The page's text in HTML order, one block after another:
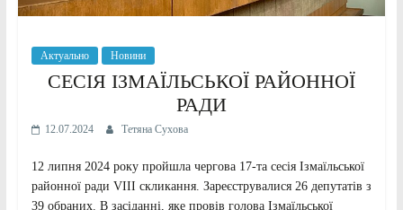
Актуально Новини
СЕСІЯ ІЗМАЇЛЬСЬКОЇ РАЙОННОЇ
РАДИ
12.07.2024 Тетяна Сухова
12 липня 2024 року пройшла чергова 17-та сесія Ізмаїльської
районної ради VIII скликання. Зареєструвалися 26 депутатів з
39 обраних. В засіданні, яке провів голова Ізмаїльської